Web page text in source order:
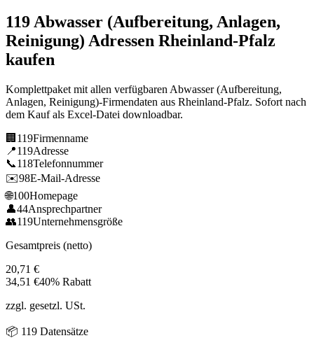
119 Abwasser (Aufbereitung, Anlagen,
Reinigung) Adressen Rheinland-Pfalz
kaufen
Komplettpaket mit allen verfügbaren Abwasser (Aufbereitung,
Anlagen, Reinigung)-Firmendaten aus Rheinland-Pfalz. Sofort nach
dem Kauf als Excel-Datei downloadbar.
🏢 119Firmenname
📍119Adresse
📞118Telefonnummer
✉️98E-Mail-Adresse
🌐100Homepage
👤44Ansprechpartner
👥119Unternehmensgröße
Gesamtpreis (netto)
20,71 €
34,51 €40% Rabatt
zzgl. gesetzl. USt.
📦 119 Datensätze